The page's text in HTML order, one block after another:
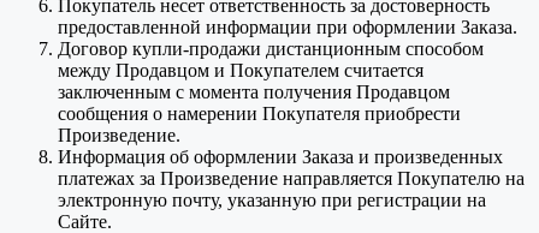
Покупатель несет ответственность за достоверность
предоставленной информации при оформлении Заказа.
Договор купли-продажи дистанционным способом
между Продавцом и Покупателем считается
заключенным с момента получения Продавцом
сообщения о намерении Покупателя приобрести
Произведение.
Информация об оформлении Заказа и произведенных
платежах за Произведение направляется Покупателю на
электронную почту, указанную при регистрации на
Сайте.